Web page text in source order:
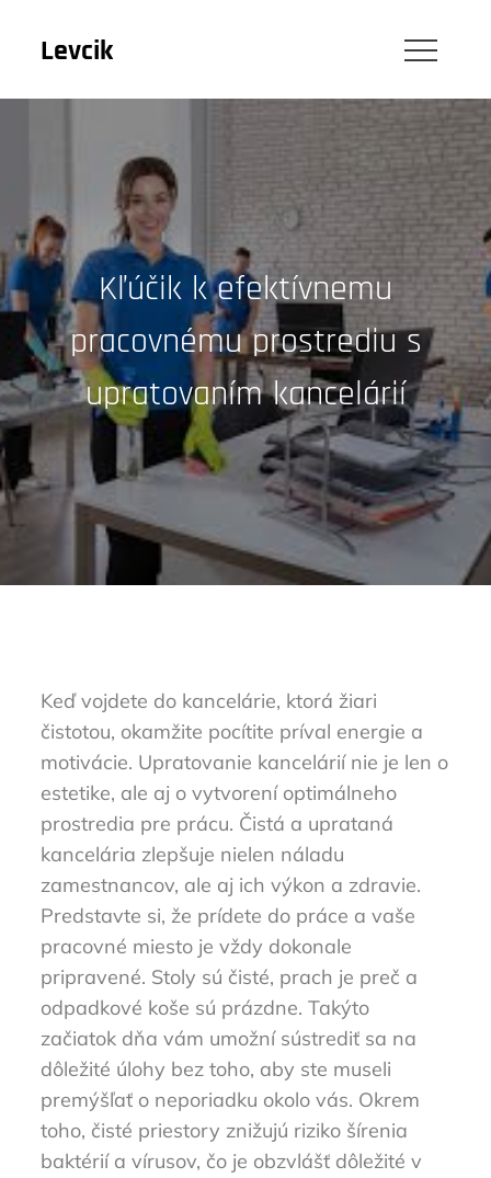
Levcik
Kľúčik k efektívnemu
pracovnému prostrediu s
upratovaním kancelárií
Keď vojdete do kancelárie, ktorá žiari
čistotou, okamžite pocítite príval energie a
motivácie. Upratovanie kancelárií nie je len o
estetike, ale aj o vytvorení optimálneho
prostredia pre prácu. Čistá a uprataná
kancelária zlepšuje nielen náladu
zamestnancov, ale aj ich výkon a zdravie.
Predstavte si, že prídete do práce a vaše
pracovné miesto je vždy dokonale
pripravené. Stoly sú čisté, prach je preč a
odpadkové koše sú prázdne. Takýto
začiatok dňa vám umožní sústrediť sa na
dôležité úlohy bez toho, aby ste museli
premýšľať o neporiadku okolo vás. Okrem
toho, čisté priestory znižujú riziko šírenia
baktérií a vírusov, čo je obzvlášť dôležité v